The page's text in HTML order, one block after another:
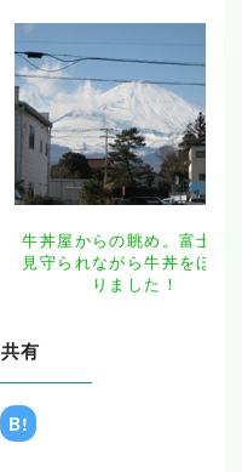
牛丼屋からの眺め。富士山
見守られながら牛丼をほお
りました！
有
B!